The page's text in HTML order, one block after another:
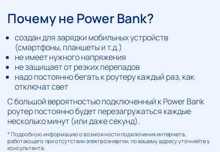
Почему не Power Bank?
создан для зарядки мобильных устройств
(смартфоны, планшеты и т.д.)
не имеет нужного напряжения
не защищает от резких перепадов
надо постоянно бегать к роутеру каждый раз, как
отключат свет
С большой вероятностью подключенный к Power Bank
роутер постоянно будет перезагружаться каждые
несколько минут (или даже секунд).
* Подробную информацию о возможности подключения интернета,
работающего при отсутствии электроэнергии, по вашему адресу уточняйте у
консультанта.